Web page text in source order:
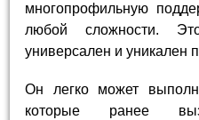
многопрофильную
любой сложности.
универсален и уникален
Он легко может
которые ранее